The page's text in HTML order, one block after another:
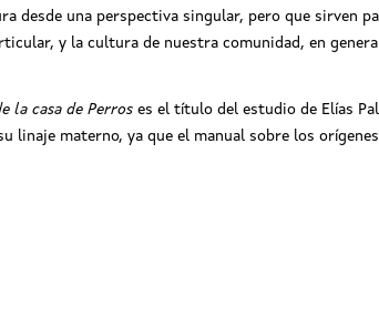
desde una perspectiva singular, pero que sirven
y la cultura de nuestra comunidad, en
la casa de Perros es el título del estudio de Elías
materno, ya que el manual sobre los